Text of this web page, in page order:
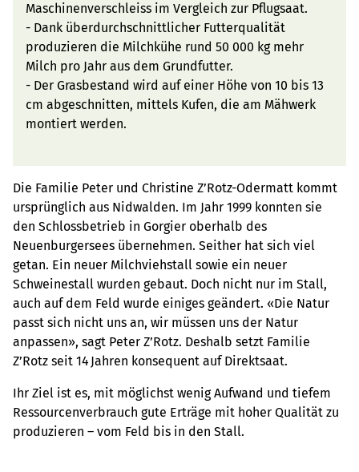
Maschinenverschleiss im Vergleich zur Pflugsaat.
- Dank überdurchschnittlicher Futterqualität
produzieren die Milchkühe rund 50 000 kg mehr
Milch pro Jahr aus dem Grundfutter.
- Der Grasbestand wird auf einer Höhe von 10 bis 13
cm abgeschnitten, mittels Kufen, die am Mähwerk
montiert werden.
Die Familie Peter und Christine Z’Rotz-Odermatt kommt
ursprünglich aus Nidwalden. Im Jahr 1999 konnten sie
den Schlossbetrieb in Gorgier oberhalb des
Neuenburgersees übernehmen. Seither hat sich viel
getan. Ein neuer Milchviehstall sowie ein neuer
Schweinestall wurden gebaut. Doch nicht nur im Stall,
auch auf dem Feld wurde einiges geändert. «Die Natur
passt sich nicht uns an, wir müssen uns der Natur
anpassen», sagt Peter Z’Rotz. Deshalb setzt Familie
Z’Rotz seit 14 Jahren konsequent auf Direktsaat.
Ihr Ziel ist es, mit möglichst wenig Aufwand und tiefem
Ressourcenverbrauch gute Erträge mit hoher Qualität zu
produzieren – vom Feld bis in den Stall.